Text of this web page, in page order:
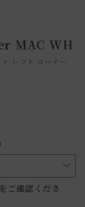
MAC WH
レフト コーナー
ご確認くださ